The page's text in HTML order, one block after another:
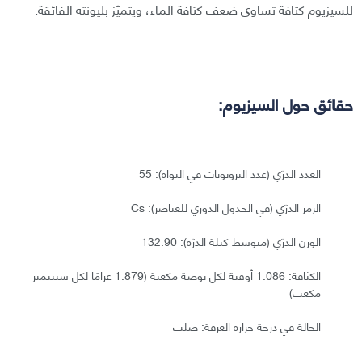
للسيزيوم كثافة تساوي ضعف كثافة الماء، ويتميّز بليونته الفائقة.
حقائق حول السيزيوم:
العدد الذرّي (عدد البروتونات في النواة): 55
الرمز الذرّي (في الجدول الدوري للعناصر): Cs
الوزن الذرّي (متوسط كتلة الذرّة): 132.90
الكثافة: 1.086 أوقية لكل بوصة مكعبة (1.879 غرامًا لكل سنتيمتر
مكعب)
الحالة في درجة حرارة الغرفة: صلب